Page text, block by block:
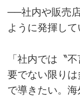
──社内や販売
ように発揮して
「社内では〝
要でない限り
で導きたい。